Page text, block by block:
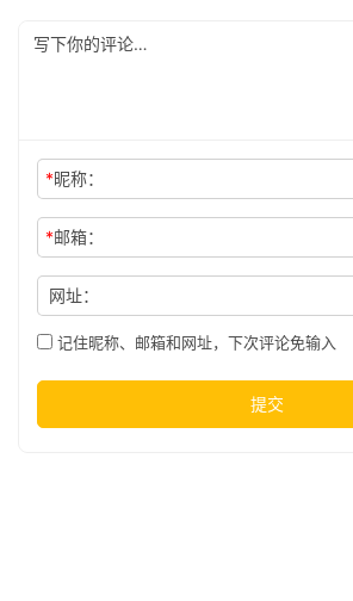
*昵称：
*邮箱：
网址：
记住昵称、邮箱和网址，下次评论免输入
提交